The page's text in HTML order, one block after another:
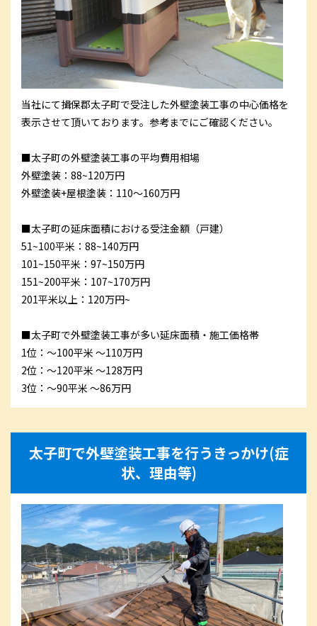
当社にて揖保郡太子町で受注した外壁塗装工事の中心価格を
表示させて頂いております。参考までにご確認ください。
■太子町の外壁塗装工事の平均費用相場
外壁塗装：88~120万円
外壁塗装+屋根塗装：110～160万円
■太子町の延床面積における受注金額（戸建）
51~100平米：88~140万円
101~150平米：97~150万円
151~200平米：107~170万円
201平米以上：120万円~
■太子町で外壁塗装工事が多い延床面積・施工価格帯
1位：～100平米 ～110万円
2位：～120平米 ～128万円
3位：～90平米 ～86万円
太子町で外壁塗装工事を行うきっかけ(症
状、理由等)